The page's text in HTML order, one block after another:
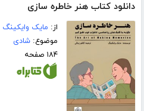
دانلود کتاب هنر خاطره سازی
از: مایک وایکینگ
موضوع:شادی
۱۸۴ صفحه